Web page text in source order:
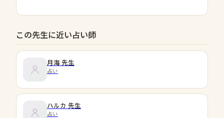
この先生に近い占い師
月海 先生
占い
ハルカ 先生
占い